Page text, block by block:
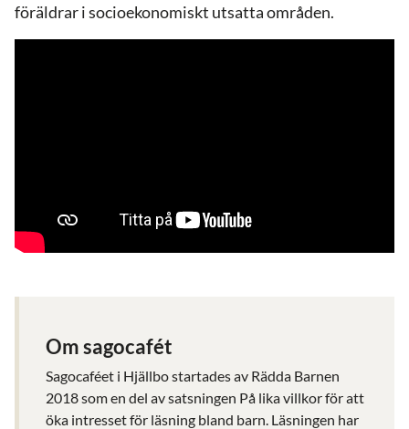
föräldrar i socioekonomiskt utsatta områden.
Om sagocafét
Sagocaféet i Hjällbo startades av Rädda Barnen
2018 som en del av satsningen På lika villkor för att
öka intresset för läsning bland barn. Läsningen har